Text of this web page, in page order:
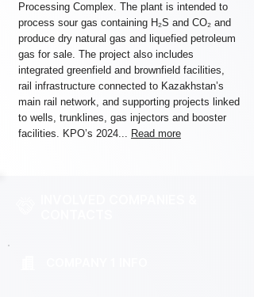
Processing Complex. The plant is intended to
process sour gas containing H₂S and CO₂ and
produce dry natural gas and liquefied petroleum
gas for sale. The project also includes
integrated greenfield and brownfield facilities,
rail infrastructure connected to Kazakhstan’s
main rail network, and supporting projects linked
to wells, trunklines, gas injectors and booster
facilities. KPO’s 2024... Read more